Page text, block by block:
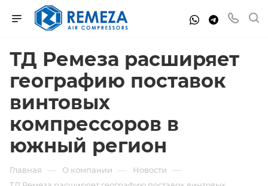
ТД Ремеза расширяет
географию поставок
винтовых
компрессоров в
южный регион
Главная — О компании — Новости —